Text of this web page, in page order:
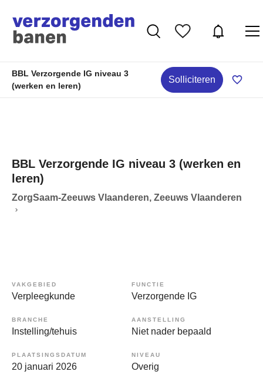
BBL Verzorgende IG niveau 3
(werken en leren)
Solliciteren
BBL Verzorgende IG niveau 3 (werken en
leren)
ZorgSaam-Zeeuws Vlaanderen, Zeeuws Vlaanderen
VAKGEBIED
Verpleegkunde
FUNCTIE
Verzorgende IG
BRANCHE
Instelling/tehuis
AANSTELLING
Niet nader bepaald
PLAATSINGSDATUM
20 januari 2026
NIVEAU
Overig